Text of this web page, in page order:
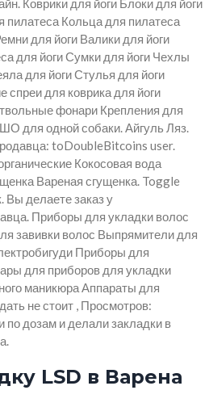
Коврики для йоги Блоки для йоги
пилатеса Кольца для пилатеса
для йоги Валики для йоги
для йоги Сумки для йоги Чехлы
для йоги Стулья для йоги
спреи для коврика для йоги
фонари Крепления для
для одной собаки. Айгуль Ляз.
toDoubleBitcoins user.
Кокосовая вода
Вареная сгущенка. Toggle
делаете заказ у
Приборы для укладки волос
завивки волос Выпрямители для
Приборы для
для приборов для укладки
маникюра Аппараты для
не стоит , Просмотров:
дозам и делали закладки в
LSD в Варена